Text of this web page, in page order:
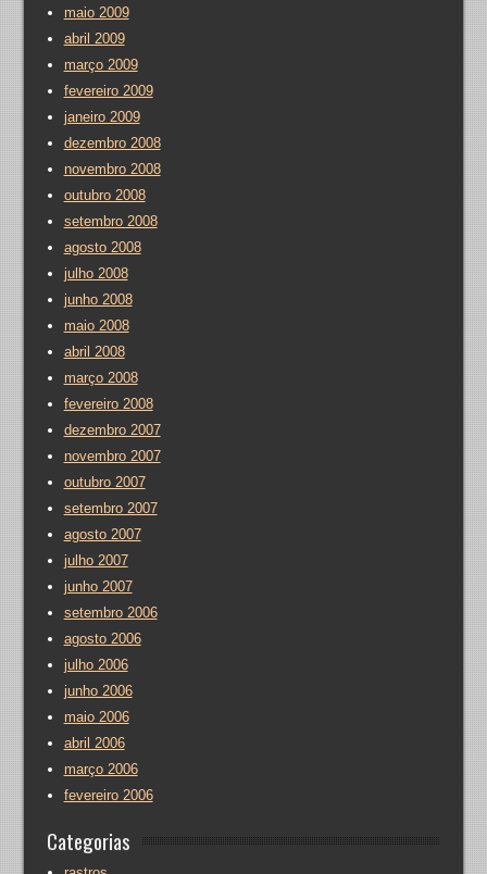
maio 2009
abril 2009
março 2009
fevereiro 2009
janeiro 2009
dezembro 2008
novembro 2008
outubro 2008
setembro 2008
agosto 2008
julho 2008
junho 2008
maio 2008
abril 2008
março 2008
fevereiro 2008
dezembro 2007
novembro 2007
outubro 2007
setembro 2007
agosto 2007
julho 2007
junho 2007
setembro 2006
agosto 2006
julho 2006
junho 2006
maio 2006
abril 2006
março 2006
fevereiro 2006
Categorias